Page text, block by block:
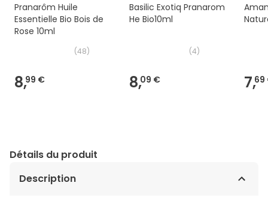
Pranarôm Huile
Essentielle Bio Bois de
Rose 10ml
(48)
8,99 €
Basilic Exotiq Pranarom
He Bio10ml
(4)
8,09 € 7,69
Détails du produit
Description